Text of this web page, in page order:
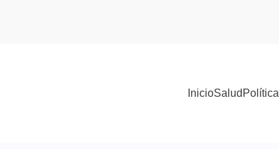
InicioSalud Política